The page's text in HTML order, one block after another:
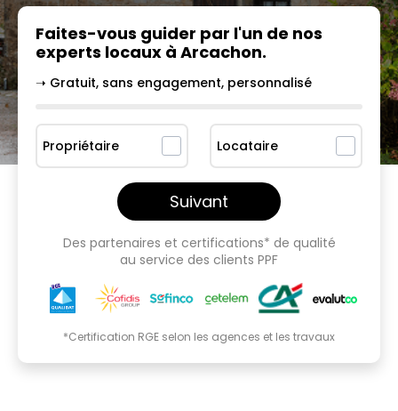
Faites-vous guider par l'un de nos
experts locaux à Arcachon.
➝ Gratuit, sans engagement, personnalisé
Propriétaire Locataire
Suivant
Des partenaires et certifications* de qualité
au service des clients PPF
*Certification RGE selon les agences et les travaux